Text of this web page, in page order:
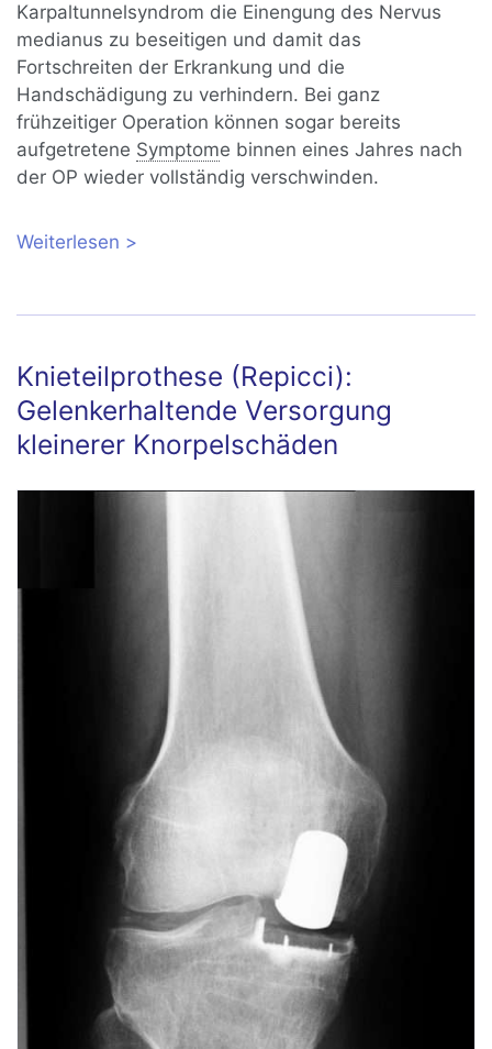
Karpaltunnelsyndrom die Einengung des Nervus
medianus zu beseitigen und damit das
Fortschreiten der Erkrankung und die
Handschädigung zu verhindern. Bei ganz
frühzeitiger Operation können sogar bereits
aufgetretene Symptome binnen eines Jahres nach
der OP wieder vollständig verschwinden.
Weiterlesen über Operation bei
Knieteilprothese (Repicci):
Gelenkerhaltende Versorgung
kleinerer Knorpelschäden